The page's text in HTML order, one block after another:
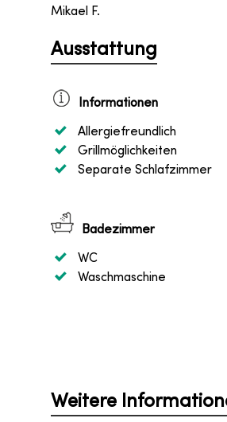
Mikael F.
Ausstattung
Informationen
Allergiefreundlich
Grillmöglichkeiten
Separate Schlafzimmer
Badezimmer
WC
Waschmaschine
Weitere